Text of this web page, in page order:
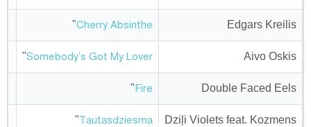
Edgars Kreilis
Cherry Absinthe
"
Aivo Oskis
Somebody's Got My Lover
"
Double Faced Eels
Fire
"
Dziļi Violets feat. Kozmens
Tautasdziesma
"